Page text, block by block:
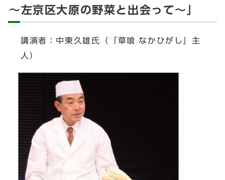
～左京区大原の野菜と出会って～」
講演者：中東久雄氏（「草喰 なかひがし」主
人）